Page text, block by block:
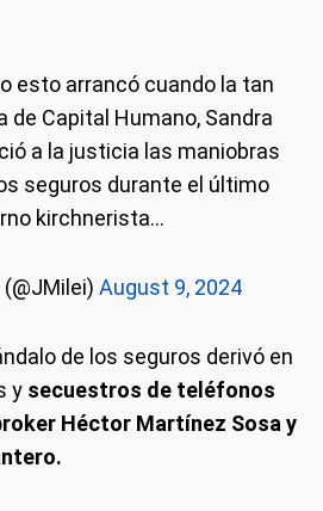
esto arrancó cuando la tan
Capital Humano, Sandra
a la justicia las maniobras
seguros durante el último
kirchnerista...
August 9, 2024
de los seguros derivó en
y secuestros de teléfonos
Héctor Martínez Sosa y